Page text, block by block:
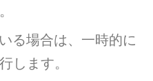
る場合は、一時的に
します。